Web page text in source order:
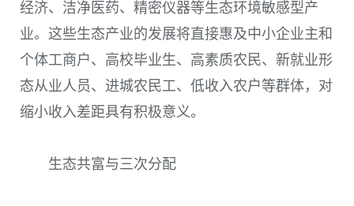
经济、洁净医药、精密仪器等生态环境敏感型产
业。这些生态产业的发展将直接惠及中小企业主和
个体工商户、高校毕业生、高素质农民、新就业形
态从业人员、进城农民工、低收入农户等群体，对
缩小收入差距具有积极意义。
生态共富与三次分配